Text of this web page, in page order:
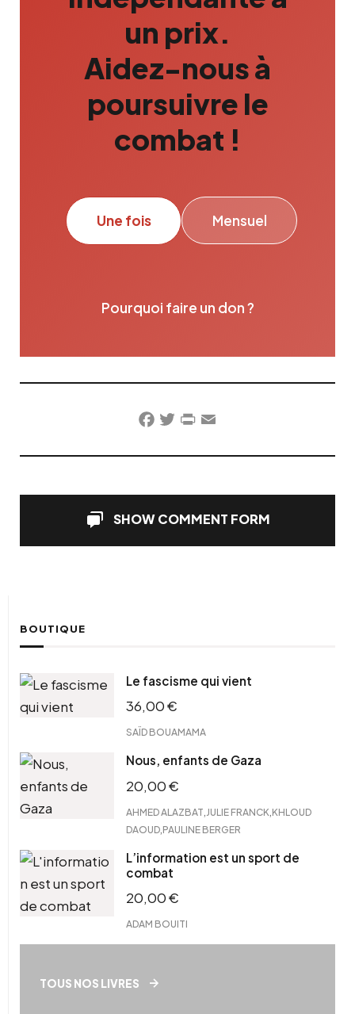
un prix.
Aidez-nous à
poursuivre le
combat !
Une fois Mensuel
Pourquoi faire un don ?
Facebook
TwitterPrintFriendly
Email
SHOW COMMENT FORM
BOUTIQUE
Le fascisme qui vient
36,00€
SAÏD BOUAMAMA
Nous, enfants de Gaza
20,00€
AHMED ALAZBAT JULIE FRANCK KHLOUD
DAOUD PAULINE BERGER
L’information est un sport de
combat
20,00€
ADAM BOUITI
TOUS NOS LIVRES